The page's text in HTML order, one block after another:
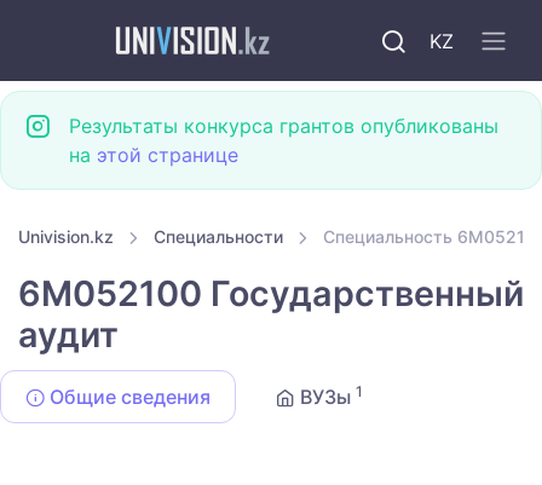
KZ
Результаты конкурса грантов опубликованы
на этой странице
Univision.kz Специальности Специальность
6M052100 Государственный
аудит
Общие сведения ВУЗы 1